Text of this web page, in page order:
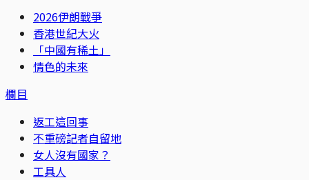
2026伊朗戰爭
香港世紀大火
「中國有稀土」
情色的未來
欄目
返工這回事
不重磅記者自留地
女人沒有國家？
工具人